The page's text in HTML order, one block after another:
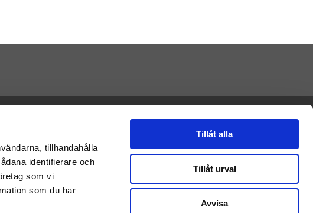
tillhandahålla
identifierare och
som vi
som du har
Tillåt alla
Tillåt urval
Avvisa
E-mail: kontakt@nalleriet.se